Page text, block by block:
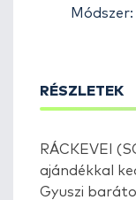
Módszer:
RÉSZLETEK
RÁCKEVEI
ajándékkal
Gyuszi